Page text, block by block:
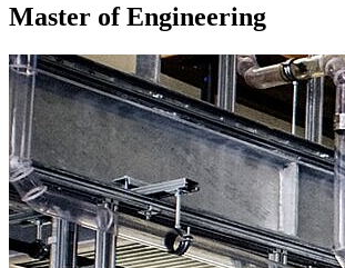
Master of Engineering